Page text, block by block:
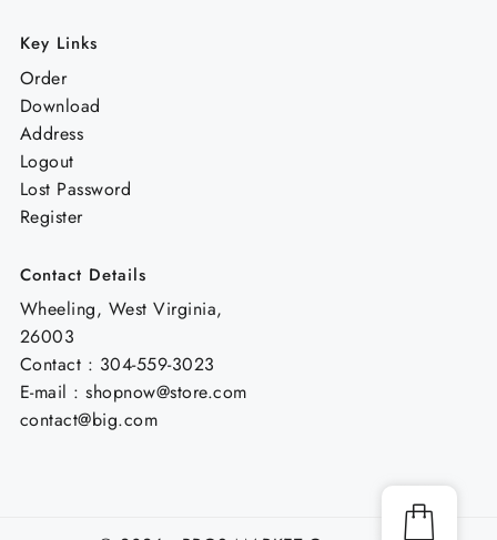
Key Links
Order
Download
Address
Logout
Lost Password
Register
Contact Details
Wheeling, West Virginia,
26003
Contact : 304-559-3023
E-mail : shopnow@store.com
contact@big.com